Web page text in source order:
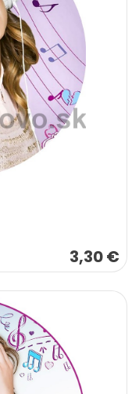
3,30 €